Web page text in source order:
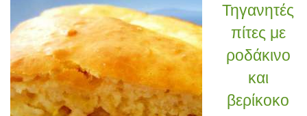
Τηγανητές
πίτες με
ροδάκινο
και
βερίκοκο